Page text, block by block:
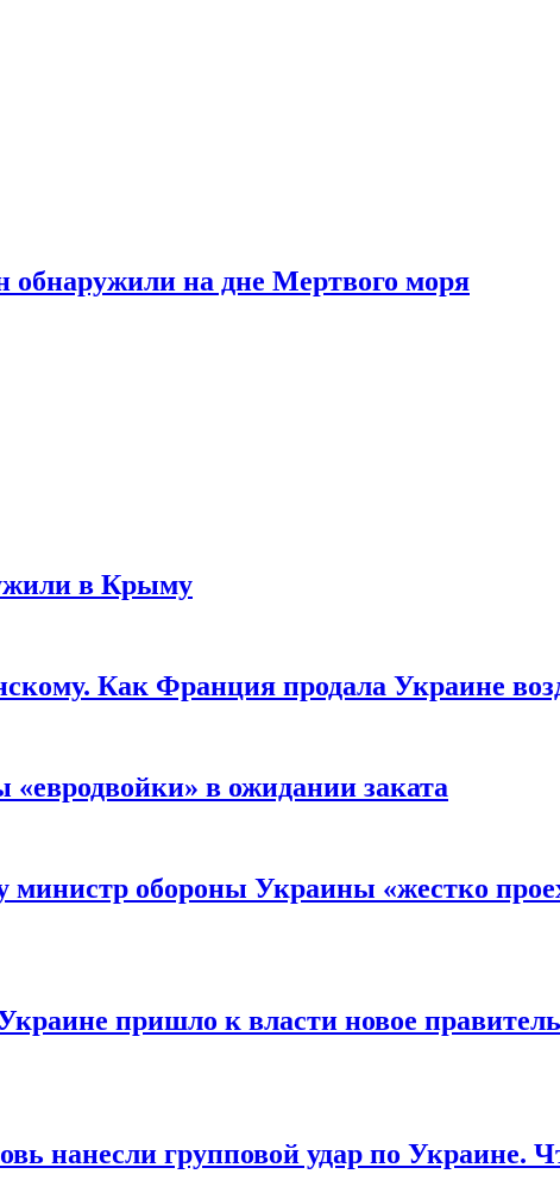
обнаружили на дне Мертвого моря
в Крыму
Как Франция продала Украине
в ожидании заката
обороны Украины «жестко
пришло к власти новое
нанесли групповой удар по Украине.